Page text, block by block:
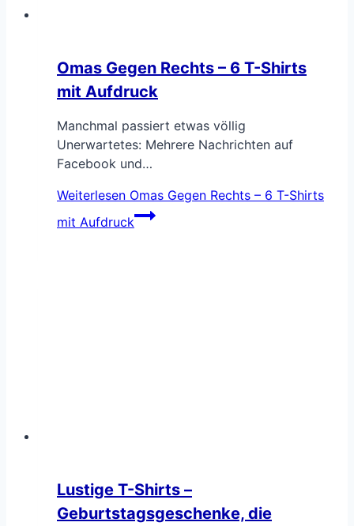
Omas Gegen Rechts – 6 T-Shirts
mit Aufdruck
Manchmal passiert etwas völlig
Unerwartetes: Mehrere Nachrichten auf
Facebook und…
Weiterlesen Omas Gegen Rechts – 6 T-Shirts
mit Aufdruck
Lustige T-Shirts –
Geburtstagsgeschenke, die